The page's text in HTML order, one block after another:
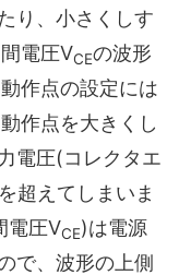
り、小さくしす
電圧VCEの波形
作点の設定には
作点を大きくし
電圧(コレクタエ
を超えてしまいま
電圧VCE)は電源
で、波形の上側